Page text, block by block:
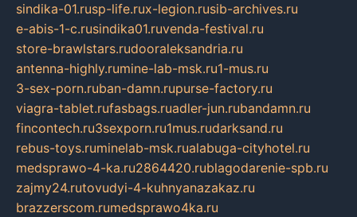
sindika-01.rusp-life.rux-legion.rusib-archives.ru
e-abis-1-c.rusindika01.ruvenda-festival.ru
store-brawlstars.rudooraleksandria.ru
antenna-highly.rumine-lab-msk.ru1-mus.ru
3-sex-porn.ruban-damn.rupurse-factory.ru
viagra-tablet.rufasbags.ruadler-jun.rubandamn.ru
fincontech.ru3sexporn.ru1mus.rudarksand.ru
rebus-toys.ruminelab-msk.rualabuga-cityhotel.ru
medsprawo-4-ka.ru2864420.rublagodarenie-spb.ru
zajmy24.rutovudyi-4-kuhnyanazakaz.ru
brazzerscom.rumedsprawo4ka.ru